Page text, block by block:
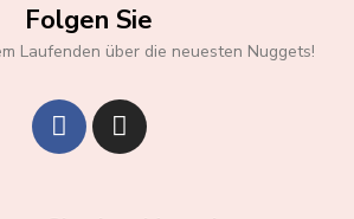
Folgen Sie
Laufenden über die neuesten Nuggets!